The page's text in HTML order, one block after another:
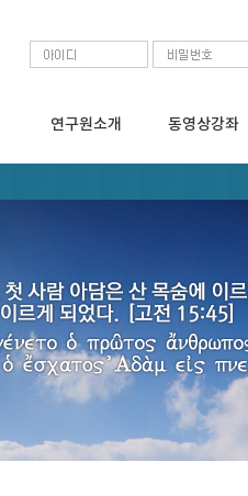
연구원소개 동영상강좌